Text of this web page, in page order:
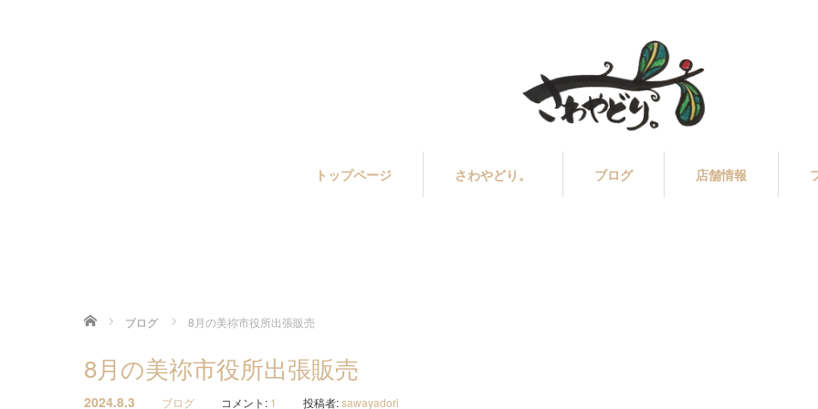
トップページ さわやどり。 ブログ 店舗情報
ホーム ブログ 8月の美祢市役所出張販売
8月の美祢市役所出張販売
2024.8.3 ブログ コメント: 1 投稿者:sawayadori